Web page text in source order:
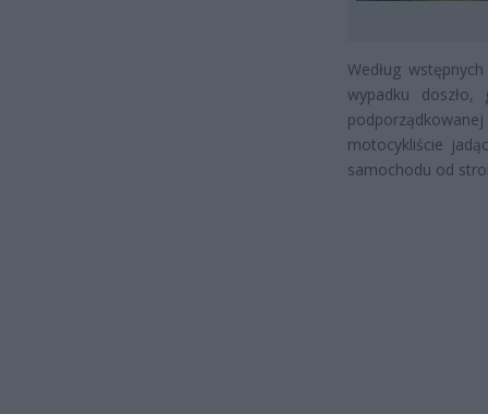
Według
wypadku
motocykliście
samochodu od